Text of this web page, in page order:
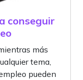
conseguir
más
tema,
pueden